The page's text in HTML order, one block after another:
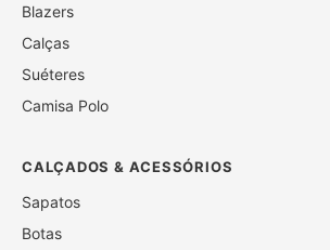
Blazers
Calças
Suéteres
Camisa Polo
CALÇADOS & ACESSÓRIOS
Sapatos
Botas